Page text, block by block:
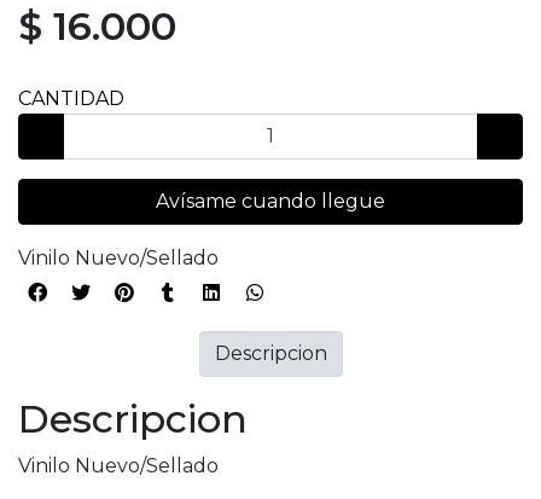
$ 16.000
CANTIDAD
Avísame cuando llegue
Vinilo Nuevo/Sellado
Descripcion
Vinilo Nuevo/Sellado
Descripcion